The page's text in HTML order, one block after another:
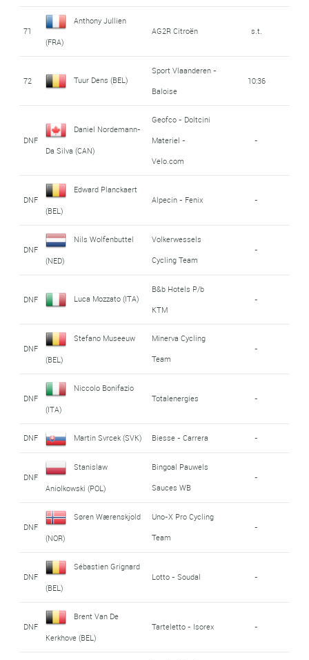
71
Anthony Jullien
(FRA)
AG2R Citroën s.t.
72 Tuur Dens (BEL)
Sport Vlaanderen -
Baloise
10:36
DNF
Daniel Nordemann-
Da Silva (CAN)
Geofco - Doltcini
Materiel -
Velo.com
-
DNF
Edward Planckaert
(BEL)
Alpecin - Fenix -
DNF
Nils Wolfenbuttel
(NED)
Volkerwessels
Cycling Team
-
DNF Luca Mozzato (ITA)
B&b Hotels P/b
KTM
-
DNF
Stefano Museeuw
(BEL)
Minerva Cycling
Team
-
DNF
Niccolo Bonifazio
(ITA)
Totalenergies -
DNF Martin Svrcek (SVK) Biesse - Carrera -
DNF
Stanislaw
Aniolkowski (POL)
Bingoal Pauwels
Sauces WB
-
DNF
Søren Wærenskjold
(NOR)
Uno-X Pro Cycling
Team
-
DNF
Sébastien Grignard
(BEL)
Lotto - Soudal -
DNF
Brent Van De
Kerkhove (BEL)
Tarteletto - Isorex -